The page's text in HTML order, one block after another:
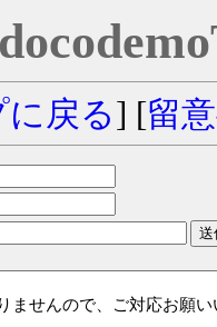
戻る] [留